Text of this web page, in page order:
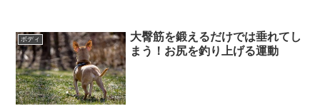
ボディ
大臀筋を鍛えるだけでは垂れてし
まう！お尻を釣り上げる運動